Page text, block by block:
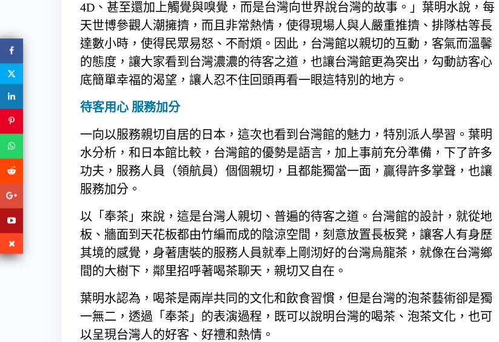
4D、甚至還加上觸覺與嗅覺，而是台灣向世界說台灣的故事。」葉明水說，每
天世博參觀人潮擁擠，而且非常熱情，使得現場人與人嚴重推擠、排隊枯等長
達數小時，使得民眾易怒、不耐煩。因此，台灣館以親切的互動，客氣而溫馨
的態度，讓大家看到台灣濃濃的待客之道，也讓台灣館更為突出，勾動訪客心
底簡單幸福的渴望，讓人忍不住回頭再看一眼這特別的地方。
待客用心 服務加分
一向以服務親切自居的日本，這次也看到台灣館的魅力，特別派人學習。葉明
水分析，和日本館比較，台灣館的優勢是語言，加上事前充分準備，下了許多
功夫，服務人員（領航員）個個親切，且都能獨當一面，贏得許多掌聲，也讓
服務加分。
以「奉茶」來說，這是台灣人親切、普遍的待客之道。台灣館的設計，就從地
板、牆面到天花板都由竹編而成的陰涼空間，刻意放置長板凳，讓客人有身歷
其境的感覺，身著唐裝的服務人員就奉上剛沏好的台灣烏龍茶，就像在台灣鄉
間的大樹下，鄰里招呼著喝茶聊天，親切又自在。
葉明水認為，喝茶是兩岸共同的文化和飲食習慣，但是台灣的泡茶藝術卻是獨
一無二，透過「奉茶」的表演過程，既可以說明台灣的喝茶、泡茶文化，也可
以呈現台灣人的好客、好禮和熱情。